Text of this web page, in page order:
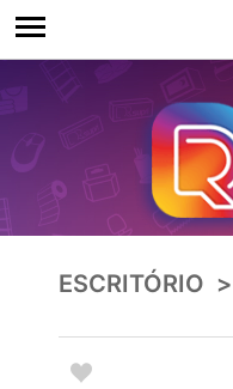
ESCRITÓRIO >